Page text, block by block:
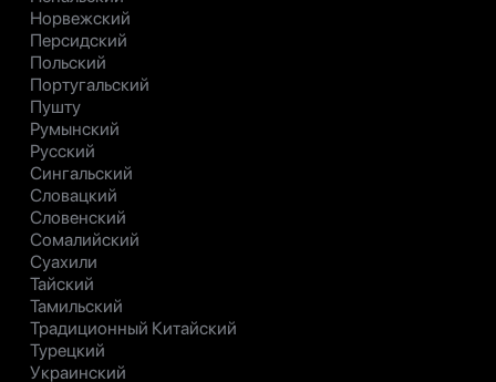
Норвежский
Персидский
Польский
Португальский
Пушту
Румынский
Русский
Сингальский
Словацкий
Словенский
Сомалийский
Суахили
Тайский
Тамильский
Традиционный Китайский
Турецкий
Украинский